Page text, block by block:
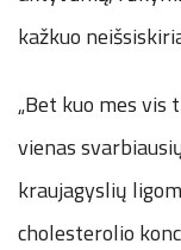
kažkuo
„Bet kuo mes vis
vienas
kraujagyslių
cholesterolio